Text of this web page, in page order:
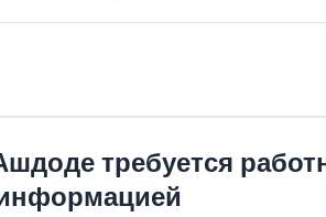
требуется